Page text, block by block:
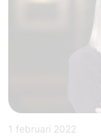
1 februari 2022